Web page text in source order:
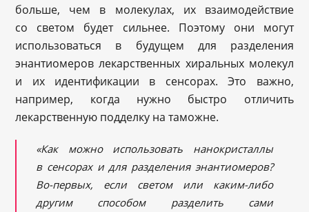
больше, чем в молекулах, их взаимодействие
со светом будет сильнее. Поэтому они могут
использоваться в будущем для разделения
энантиомеров лекарственных хиральных молекул
и их идентификации в сенсорах. Это важно,
например, когда нужно быстро отличить
лекарственную подделку на таможне.
«Как можно использовать нанокристаллы
в сенсорах и для разделения энантиомеров?
Во-первых, если светом или каким-либо
другим способом разделить сами